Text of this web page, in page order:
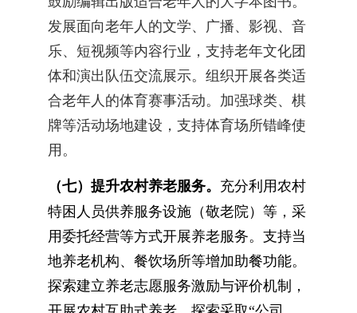
发展面向老年人的文学、广播、影视、音
乐、短视频等内容行业，支持老年文化团
体和演出队伍交流展示。组织开展各类适
合老年人的体育赛事活动。加强球类、棋
牌等活动场地建设，支持体育场所错峰使
用。
（七）提升农村养老服务。 充分利用农村
特困人员供养服务设施（敬老院）等，采
用委托经营等方式开展养老服务。支持当
地养老机构、餐饮场所等增加助餐功能。
探索建立养老志愿服务激励与评价机制，